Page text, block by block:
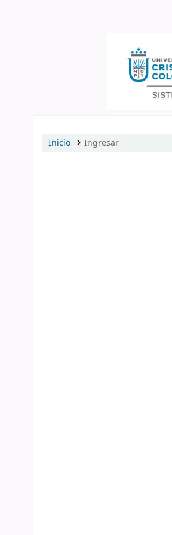
Inicio Ingresar